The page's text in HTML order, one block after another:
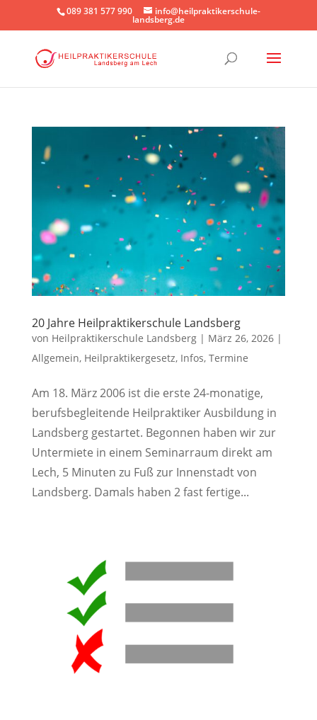
089 381 577 990 info@heilpraktikerschule-
landsberg.de
20 Jahre Heilpraktikerschule Landsberg
von Heilpraktikerschule Landsberg| März 26, 2026|
Allgemein, Heilpraktikergesetz, Infos, Termine
Am 18. März 2006 ist die erste 24-monatige,
berufsbegleitende Heilpraktiker Ausbildung in
Landsberg gestartet. Begonnen haben wir zur
Untermiete in einem Seminarraum direkt am
Lech, 5 Minuten zu Fuß zur Innenstadt von
Landsberg. Damals haben 2 fast fertige...